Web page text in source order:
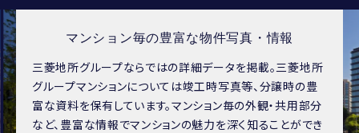
マンション毎の豊富な物件写真・情報
三菱地所グループならではの詳細データを掲載。三菱地所
グループマンションについては竣工時写真等、分譲時の豊
富な資料を保有しています。マンション毎の外観・共用部分
など、豊富な情報でマンションの魅力を深く知ることができ